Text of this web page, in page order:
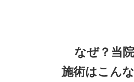
なぜ？当
施術はこん